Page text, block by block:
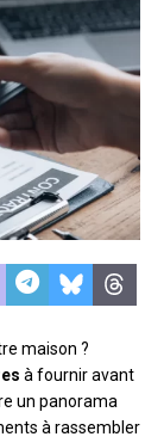
maison ?
à fournir avant
un panorama
à rassembler